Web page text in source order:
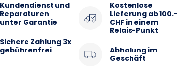
Kundendienst und
Reparaturen
unter Garantie
Sichere Zahlung 3x
gebührenfrei
Kostenlose
Lieferung ab 100.-
CHF in einem
Relais-Punkt
Abholung im
Geschäft